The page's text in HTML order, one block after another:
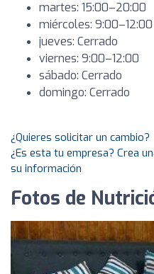
martes: 15:00–20:00
miércoles: 9:00–12:00
jueves: Cerrado
viernes: 9:00–12:00
sábado: Cerrado
domingo: Cerrado
¿Quieres solicitar un cambio?
¿Es esta tu empresa? Crea
su información
Fotos de